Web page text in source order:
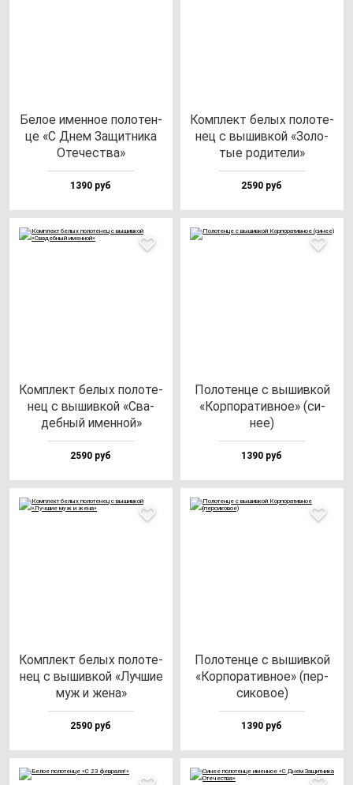
Белое имен­ное по­ло­тен­
це «С Днем Защит­ни­ка
Оте­чес­тва»
1390 руб
Ком­плект бе­лых по­ло­те­
нец с вы­шив­кой «Золо­
тые ро­ди­те­ли»
2590 руб
Ком­плект бе­лых по­ло­те­
нец с вы­шив­кой «Сва­
деб­ный имен­ной»
2590 руб
Поло­тен­це с вы­шив­кой
«Кор­по­ра­тив­ное» (си­
нее)
1390 руб
Ком­плект бе­лых по­ло­те­
нец с вы­шив­кой «Луч­шие
муж и же­на»
2590 руб
Поло­тен­це с вы­шив­кой
«Кор­по­ра­тив­ное» (пер­
си­ко­вое)
1390 руб